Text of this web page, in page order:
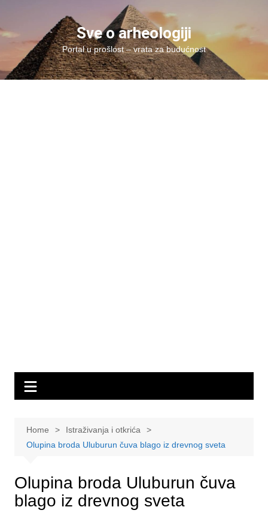
content
Sve o arheologiji
Portal u prošlost – vrata za budućnost
Home
Istraživanja i otkrića
Olupina broda Uluburun čuva blago iz drevnog sveta
Olupina broda Uluburun čuva
blago iz drevnog sveta